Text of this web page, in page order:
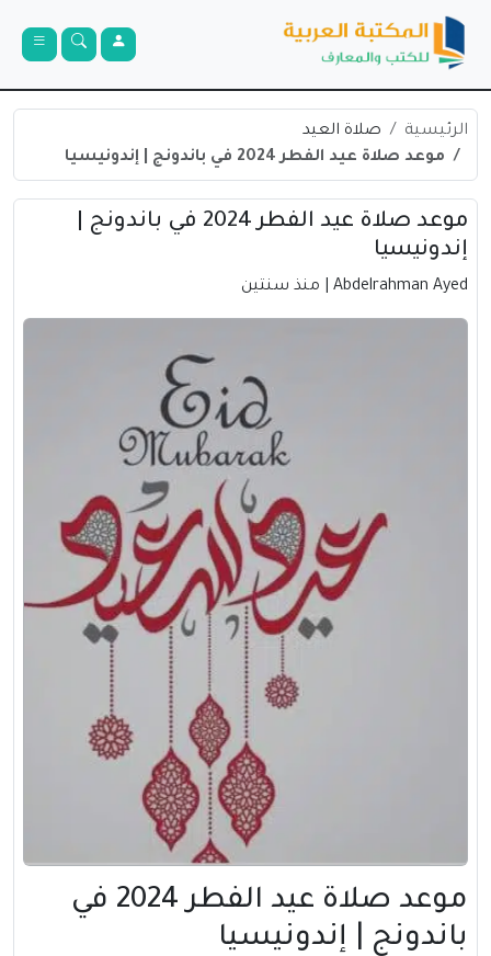
الرئيسية
صلاة العيد
موعد صلاة عيد الفطر 2024 في باندونج | إندونيسيا
موعد صلاة عيد الفطر 2024 في باندونج |
إندونيسيا
Abdelrahman Ayed | منذ سنتين
موعد صلاة عيد الفطر 2024 في
باندونج | إندونيسيا